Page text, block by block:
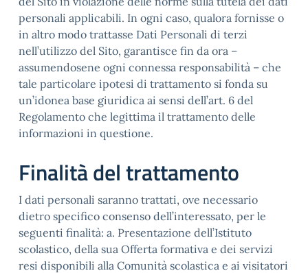
personali applicabili. In ogni caso, qualora fornisse o
in altro modo trattasse Dati Personali di terzi
nell’utilizzo del Sito, garantisce fin da ora –
assumendosene ogni connessa responsabilità – che
tale particolare ipotesi di trattamento si fonda su
un’idonea base giuridica ai sensi dell’art. 6 del
Regolamento che legittima il trattamento delle
informazioni in questione.
Finalità del trattamento
I dati personali saranno trattati, ove necessario
dietro specifico consenso dell’interessato, per le
seguenti finalità: a. Presentazione dell’Istituto
scolastico, della sua Offerta formativa e dei servizi
resi disponibili alla Comunità scolastica e ai visitatori